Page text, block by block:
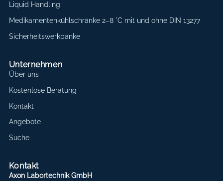
Liquid Handling
Medikamentenkühlschränke 2–8 °C mit und ohne DIN 13277
Sicherheitswerkbänke
Unternehmen
Über uns
Kostenlose Beratung
Kontakt
Angebote
Suche
Kontakt
Axon Labortechnik GmbH